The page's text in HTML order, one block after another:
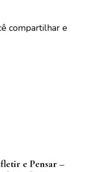
compartilhar e
e Pensar –